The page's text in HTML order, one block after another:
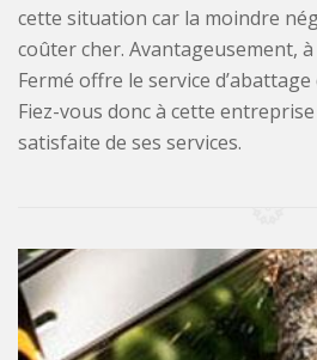
cette situation car la moindre
coûter cher. Avantageusement,
Fermé offre le service
Fiez-vous donc à cette
satisfaite de ses services.